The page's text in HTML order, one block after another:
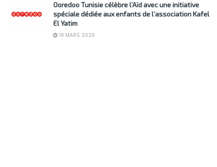
Ooredoo Tunisie célèbre l’Aïd avec une initiative
spéciale dédiée aux enfants de l’association Kafel
El Yatim
18 MARS 2026